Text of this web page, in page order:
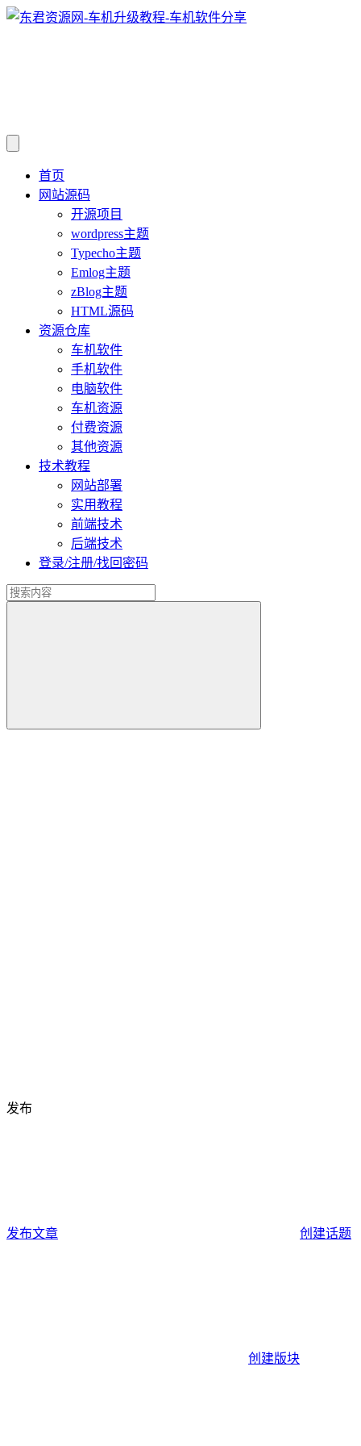
首页
网站源码
开源项目
wordpress主题
Typecho主题
Emlog主题
zBlog主题
HTML源码
资源仓库
车机软件
手机软件
电脑软件
车机资源
付费资源
其他资源
技术教程
网站部署
实用教程
前端技术
后端技术
登录/注册/找回密码
发布
发布文章 创建话题
创建版块